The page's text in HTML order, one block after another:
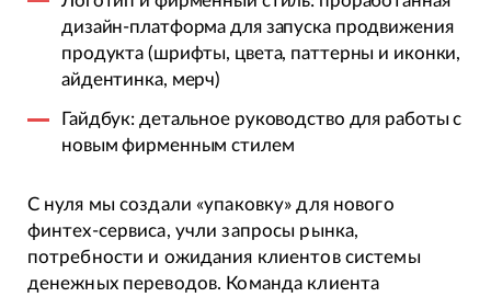
дизайн-платформа для запуска продвижения
продукта (шрифты, цвета, паттерны и иконки,
айдентинка, мерч)
Гайдбук: детальное руководство для работы с
новым фирменным стилем
С нуля мы создали «упаковку» для нового
финтех-сервиса, учли запросы рынка,
потребности и ожидания клиентов системы
денежных переводов. Команда клиента